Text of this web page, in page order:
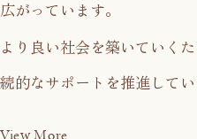
広がっています。
より良い社会を築いていく
続的なサポートを推進してい
View More